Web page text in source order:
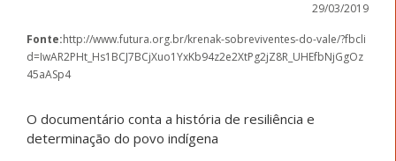
29/03/2019
Fonte:http://www.futura.org.br/krenak-sobreviventes-do-vale/?fbcli
d=IwAR2PHt_Hs1BCJ7BCjXuo1YxKb94z2e2XtPg2jZ8R_UHEfbNjGgOz
45aASp4
O documentário conta a história de resiliência e
determinação do povo indígena